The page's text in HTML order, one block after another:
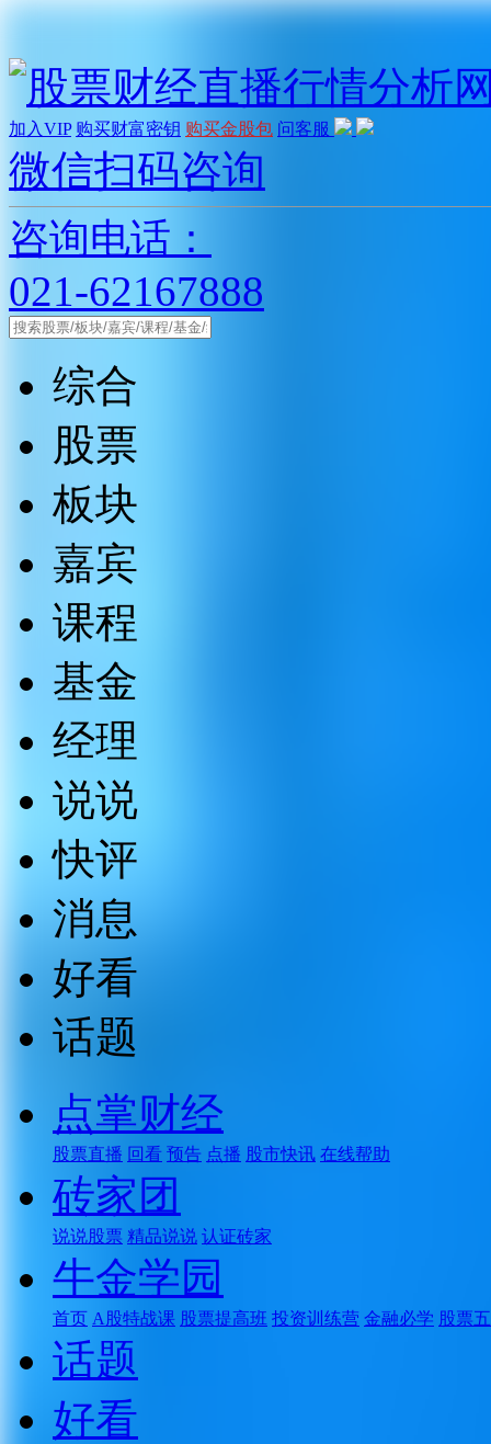
加入VIP 购买财富密钥 购买金股包 问客服
微信扫码咨询
咨询电话：
021-62167888
综合
股票
板块
嘉宾
课程
基金
经理
说说
快评
消息
好看
话题
点掌财经
股票直播 回看 预告 点播 股市快讯 在线帮助
砖家团
说说股票 精品说说 认证砖家
牛金学园
首页 A股特战课 股票提高班 投资训练营 金融必学 股票
话题
好看